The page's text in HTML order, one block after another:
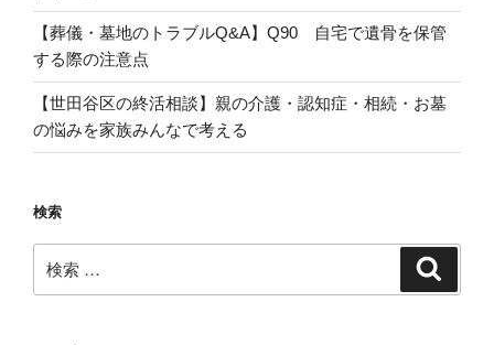
【葬儀・墓地のトラブルQ&A】Q90 自宅で遺骨を保管
する際の注意点
【世田谷区の終活相談】親の介護・認知症・相続・お墓
の悩みを家族みんなで考える
検索
索: